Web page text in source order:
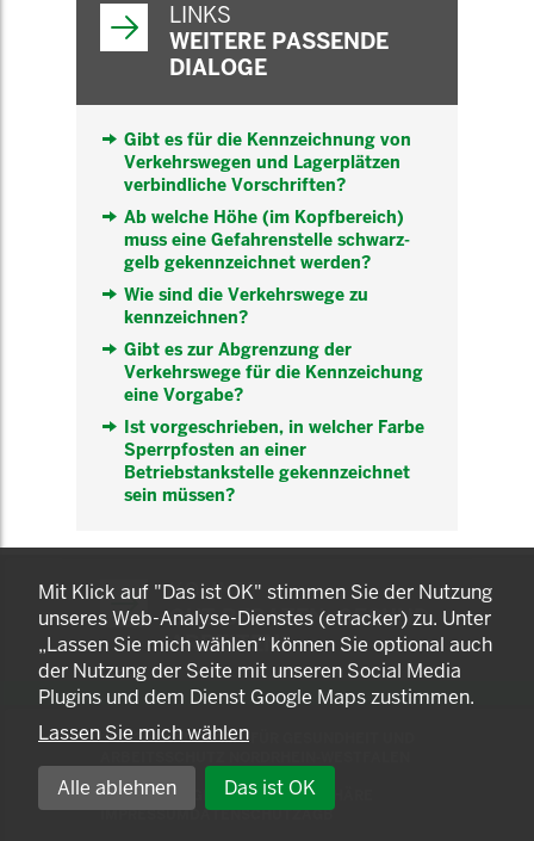
LINKS
WEITERE PASSENDE
DIALOGE
Gibt es für die Kennzeichnung von
Verkehrswegen und Lagerplätzen
verbindliche Vorschriften?
Ab welche Höhe (im Kopfbereich)
muss eine Gefahrenstelle schwarz-
gelb gekennzeichnet werden?
Wie sind die Verkehrswege zu
kennzeichnen?
Gibt es zur Abgrenzung der
Verkehrswege für die Kennzeichung
eine Vorgabe?
Ist vorgeschrieben, in welcher Farbe
Sperrpfosten an einer
Betriebstankstelle gekennzeichnet
sein müssen?
KOMNET
GUT BERATEN. GESUND
ARBEITEN.
© 2025 LANDESAMT FÜR GESUNDHEIT UND
EINSTELLUNGEN ZUR PRIVATSPHÄRE
IMPRESSUMDATENSCHUTZAGB
Mit Klick auf "Das ist OK" stimmen Sie der Nutzung
unseres Web-Analyse-Dienstes (etracker) zu. Unter
„Lassen Sie mich wählen“ können Sie optional auch
der Nutzung der Seite mit unseren Social Media
Plugins und dem Dienst Google Maps zustimmen.
Lassen Sie mich wählen
Alle ablehnen Das ist OK